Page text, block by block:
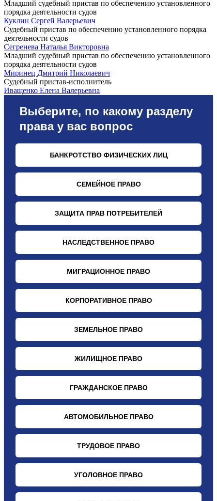
Младший судебный пристав по обеспечению установленного
порядка деятельности судов
Куклин Сергей Валерьевич
Судебный пристав по обеспечению установленного порядка
деятельности судов
Сегренева Наталья Викторовна
Младший судебный пристав по обеспечению установленного
порядка деятельности судов
Миринец Дмитрий Николаевич
Судебный пристав-исполнитель
Иващенко Елена Валерьевна